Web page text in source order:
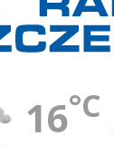
16°C